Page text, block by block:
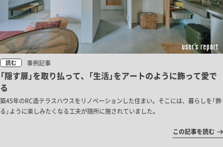
読む 事例記事
「隠す扉」を取り払って、「生活」をアートのように飾って愛で
る
築45年のRC造テラスハウスをリノベーションした住まい。そこには、暮らしを「飾
る」ように楽しみたくなる工夫が随所に施されていました。
この記事を読む